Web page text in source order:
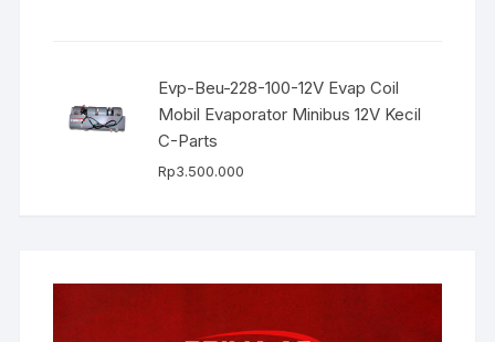
Evp-Beu-228-100-12V Evap Coil
Mobil Evaporator Minibus 12V Kecil
C-Parts
Rp3.500.000